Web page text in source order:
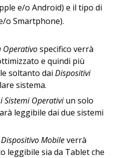
e/o Android) e il tipo di
o Smartphone).
Operativospecifico verrà
e quindi più
soltanto dai Dispositivi
sistema.
Sistemi Operativiun solo
leggibile dai due sistemi
Mobileverrà
leggibile sia da Tablet che